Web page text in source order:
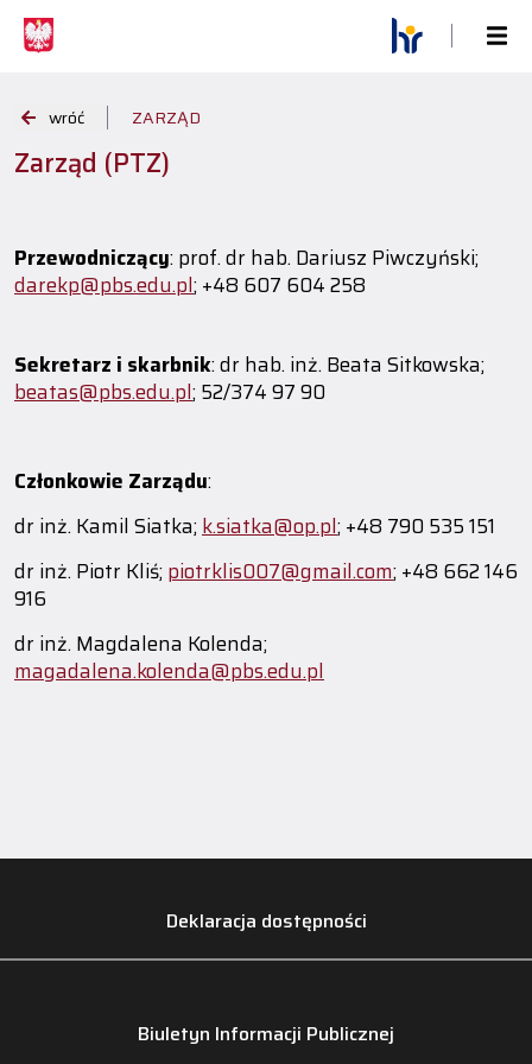
wróć ZARZĄD
Zarząd (PTZ)
Przewodniczący: prof. dr hab. Dariusz Piwczyński;
darekp@pbs.edu.pl; +48 607 604 258
Sekretarz i skarbnik: dr hab. inż. Beata Sitkowska;
beatas@pbs.edu.pl; 52/374 97 90
Członkowie Zarządu:
dr inż. Kamil Siatka; k.siatka@op.pl; +48 790 535 151
dr inż. Piotr Kliś; piotrklis007@gmail.com; +48 662 146
916
dr inż. Magdalena Kolenda;
magadalena.kolenda@pbs.edu.pl
Deklaracja dostępności
Biuletyn Informacji Publicznej